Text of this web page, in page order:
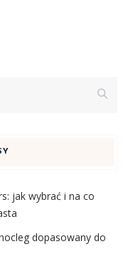
jak wybrać i na co
dopasowany do